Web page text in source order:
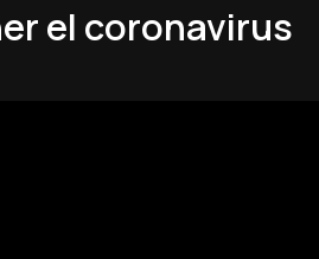
el coronavirus